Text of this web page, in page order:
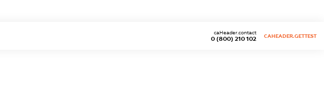
0 (800) 210 102
caHeader.contact
CAHEADER.GETTEST